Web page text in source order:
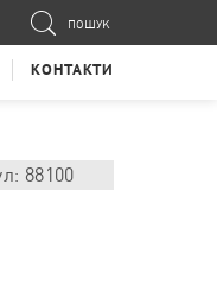
ПОШУК
КОНТАКТИ
88100